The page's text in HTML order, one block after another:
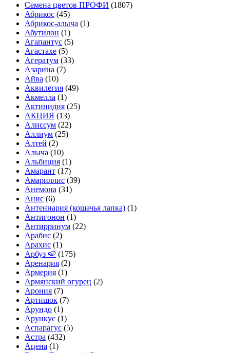
Cемена цветов ПРОФИ (1807)
Абрикос (45)
Абрикос-алыча (1)
Абутилон (1)
Агапантус (5)
Агастахе (5)
Агератум (33)
Азарина (7)
Айва (10)
Аквилегия (49)
Акмелла (1)
Актинидия (25)
АКЦИЯ (13)
Алиссум (22)
Аллиум (25)
Алтей (2)
Алыча (10)
Альбиция (1)
Амарант (17)
Амариллис (39)
Анемона (31)
Анис (6)
Антеннария (кошачья лапка) (1)
Антигонон (1)
Антирринум (22)
Арабис (2)
Арахис (1)
Арбуз 🍉 (175)
Аренария (2)
Армерия (1)
Армянский огурец (2)
Арония (7)
Артишок (7)
Арундо (1)
Арункус (1)
Аспарагус (5)
Астра (432)
Ацена (1)